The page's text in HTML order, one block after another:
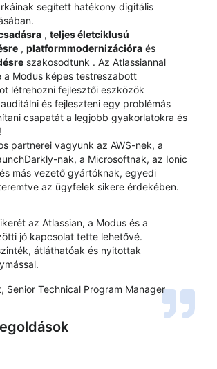
segített hatékony digitális
, teljes életciklusú
, platformmodernizációra és
szakosodtunk . Az Atlassiannal
Modus képes testreszabott
létrehozni fejlesztői eszközök
és fejleszteni egy problémás
csapatát a legjobb gyakorlatokra és
partnerei vagyunk az AWS-nek, a
nak, a Microsoftnak, az Ionic
más vezető gyártóknak, egyedi
az ügyfelek sikere érdekében.
az Atlassian, a Modus és a
jó kapcsolat tette lehetővé.
átláthatóak és nyitottak
Senior Technical Program Manager